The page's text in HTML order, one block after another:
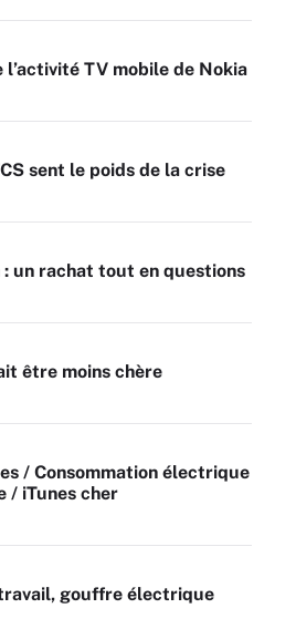
l’activité TV mobile de Nokia
sent le poids de la crise
un rachat tout en questions
être moins chère
/ Consommation électrique
/ iTunes cher
gouffre électrique